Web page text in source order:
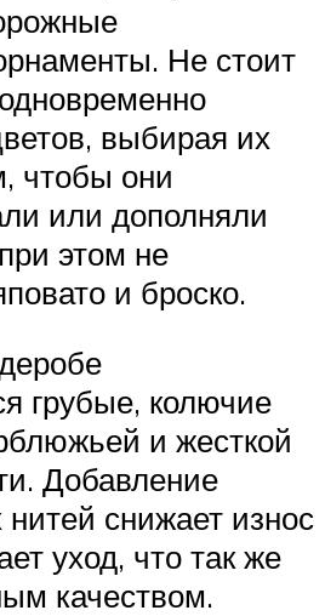
Не стоит
выбирая их
чтобы они
или дополняли
этом не
и броско.
грубые, колючие
и жесткой
Добавление
нитей снижает износ
уход, что так же
качеством.